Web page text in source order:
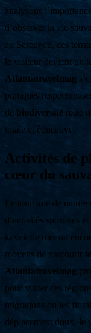
analysons
d’observer la vie
au Serengeti, ces
le visiteur devient un
Atlantatravelmag
pratiques
de biodiversité reste
totale et éducative.
Activités de
cœur du
Le tourisme de nature
d’activités sportives
kayak de mer ou
moyens de parcourir
Atlantatravelmag
pour visiter ces
migrations ou les
déplacement doux, le